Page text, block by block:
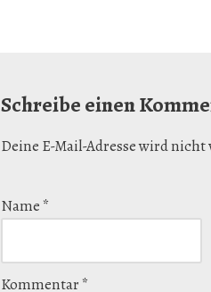
Schreibe einen
Deine E-Mail-Adresse wird
Name *
Kommentar *